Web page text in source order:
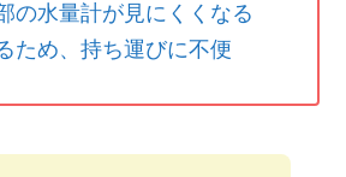
の水量計が見にくくなる
ため、持ち運びに不便